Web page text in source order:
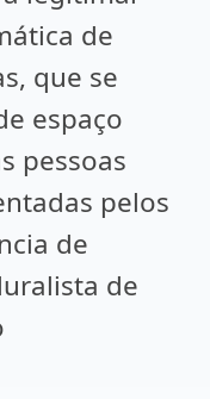
de
que se
espaço
pessoas
pelos
de
de